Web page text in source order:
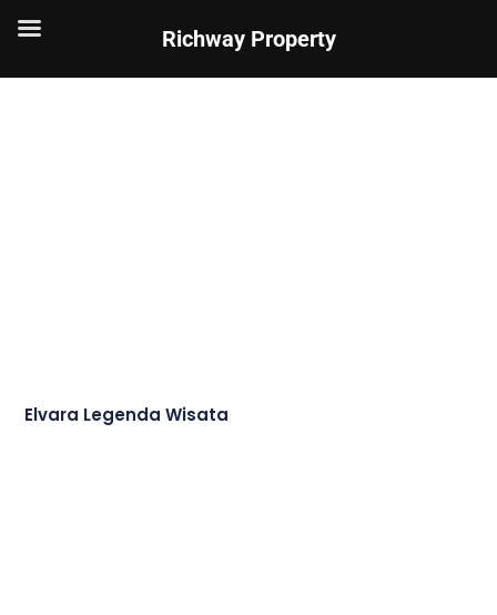
Elvara Legenda Wisata
Richway Property